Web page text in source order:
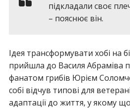
підкладали своє
– пояснює він.
Ідея трансформувати хобі на
прийшла до Василя Абраміва
фанатом грибів Юрієм
собі відчув типові для
адаптації до життя, у якому